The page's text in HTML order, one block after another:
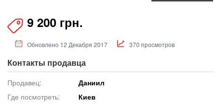
9 200 грн.
Обновлено 12 Декабря 2017 370 просмотров
Контакты продавца
Продавец:
Даниил
Где посмотреть:
Киев